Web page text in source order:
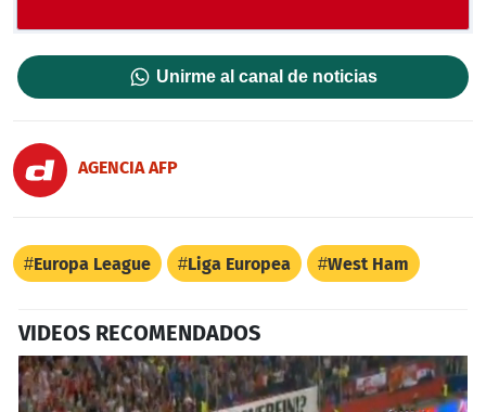
Unirme al canal de noticias
AGENCIA AFP
Europa League Liga Europea West Ham
VIDEOS RECOMENDADOS